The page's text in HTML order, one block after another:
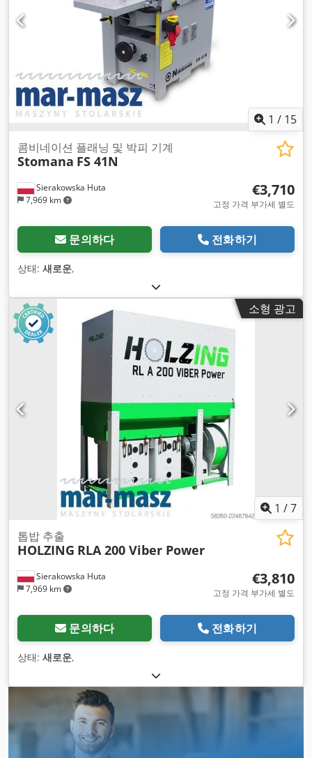
1 / 15
Sierakowska Huta
7,969 km
콤비네이션 플래닝 및 박피 기계
Stomana FS 41N
€3,710
고정 가격 부가세 별도
문의하다 전화하기
상태: 새로운,
소형 광고
1 /7
Sierakowska Huta
7,969 km
톱밥 추출
HOLZING RLA 200 Viber Power
€3,810
고정 가격 부가세 별도
문의하다 전화하기
상태: 새로운,